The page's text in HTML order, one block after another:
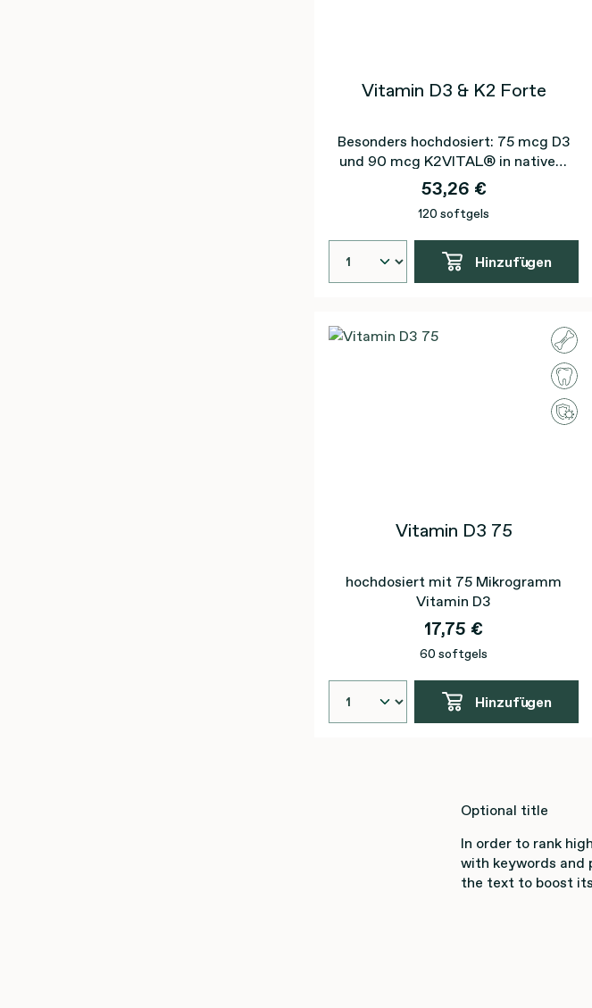
Vitamin D3 & K2 Forte
Besonders hochdosiert: 75 mcg D3
und 90 mcg K2VITAL® in nativem
Olivenöl extra
53,26 €
120 softgels
Hinzufügen
Vitamin D3 75
hochdosiert mit 75 Mikrogramm
Vitamin D3
17,75 €
60 softgels
Hinzufügen
Optional title
In order to rank
with keywords and
the text to boost